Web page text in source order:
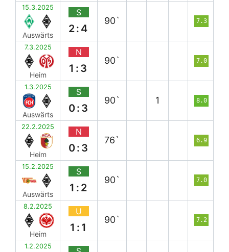
15.3.2025
Auswärts
S
2:4
90` 7.3
7.3.2025
Heim
N
1:3
90` 7.0
1.3.2025
Auswärts
S
0:3
90` 1 8.0
22.2.2025
Heim
N
0:3
76` 6.9
15.2.2025
Auswärts
S
1:2
90` 7.0
8.2.2025
Heim
U
1:1
90` 7.2
1.2.2025